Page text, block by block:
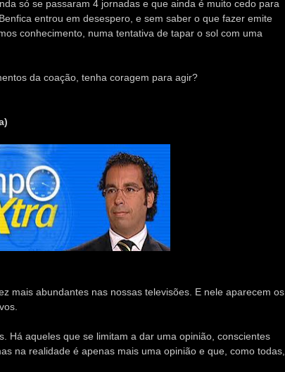
só se passaram 4 jornadas e que ainda é muito cedo para
entrou em desespero, e sem saber o que fazer emite
conhecimento, numa tentativa de tapar o sol com uma
da coação, tenha coragem para agir?
mais abundantes nas nossas televisões. E nele aparecem os
Há aqueles que se limitam a dar uma opinião, conscientes
na realidade é apenas mais uma opinião e que, como todas,